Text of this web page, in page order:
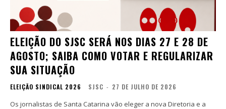
ELEIÇÃO DO SJSC SERÁ NOS DIAS 27 E 28 DE
AGOSTO; SAIBA COMO VOTAR E REGULARIZAR
SUA SITUAÇÃO
ELEIÇÃO SINDICAL 2026 SJSC - 27 DE JULHO DE 2026
Os jornalistas de Santa Catarina vão eleger a nova Diretoria e a